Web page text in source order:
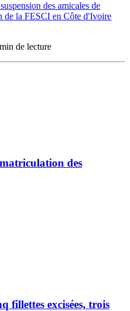
des amicales de
de la FESCI en Côte d'Ivoire
de lecture
des
fillettes excisées, trois